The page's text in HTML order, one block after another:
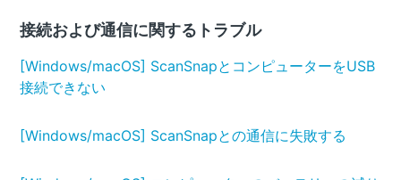
接続および通信に関するトラブル
[Windows/macOS] ScanSnapとコンピューターをUSB
接続できない
[Windows/macOS] ScanSnapとの通信に失敗する